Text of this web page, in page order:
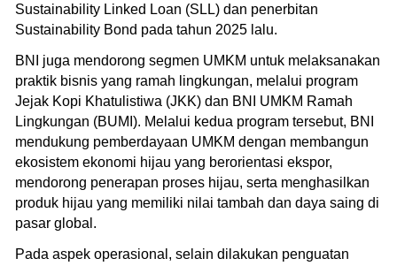
Sustainability Linked Loan (SLL) dan penerbitan
Sustainability Bond pada tahun 2025 lalu.
BNI juga mendorong segmen UMKM untuk melaksanakan
praktik bisnis yang ramah lingkungan, melalui program
Jejak Kopi Khatulistiwa (JKK) dan BNI UMKM Ramah
Lingkungan (BUMI). Melalui kedua program tersebut, BNI
mendukung pemberdayaan UMKM dengan membangun
ekosistem ekonomi hijau yang berorientasi ekspor,
mendorong penerapan proses hijau, serta menghasilkan
produk hijau yang memiliki nilai tambah dan daya saing di
pasar global.
Pada aspek operasional, selain dilakukan penguatan